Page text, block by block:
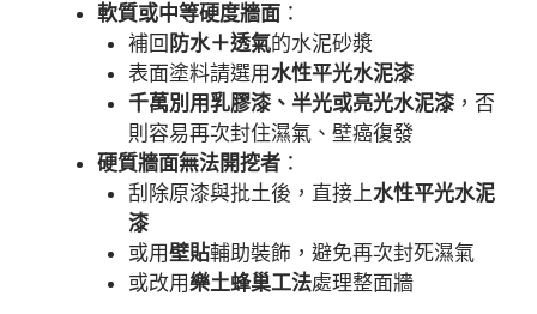
軟質或中等硬度牆面 ：
補回 防水＋透氣的水泥砂漿
表面塗料請選用水性平光水泥漆
千萬別用乳膠漆、半光或亮光水泥漆，否
則容易再次封住濕氣、壁癌復發
硬質牆面無法開挖者 ：
刮除原漆與批土後，直接上水性平光水泥
漆
或用壁貼輔助裝飾，避免再次封死濕氣
或改用樂土蜂巢工法處理整面牆